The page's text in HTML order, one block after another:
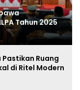
Tahun 2025
Pastikan Ruang
di Ritel Modern